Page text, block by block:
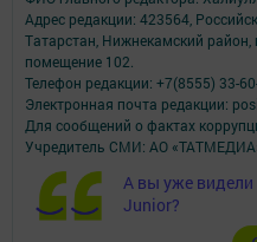
А вы уже видели
Junior?
Адрес редакции: 423564,
Татарстан, Нижнекамский
помещение 102.
Телефон редакции: +7(8555) 33-
Электронная почта редакции:
Для сообщений о фактах
Учредитель СМИ: АО
Антикоррупционная политика
АО «ТАТМЕДИА» использует
удобства пользователей сайтом.